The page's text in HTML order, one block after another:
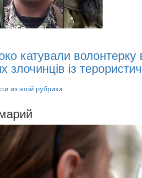
катували волонтерку
злочинців із
из этой рубрики